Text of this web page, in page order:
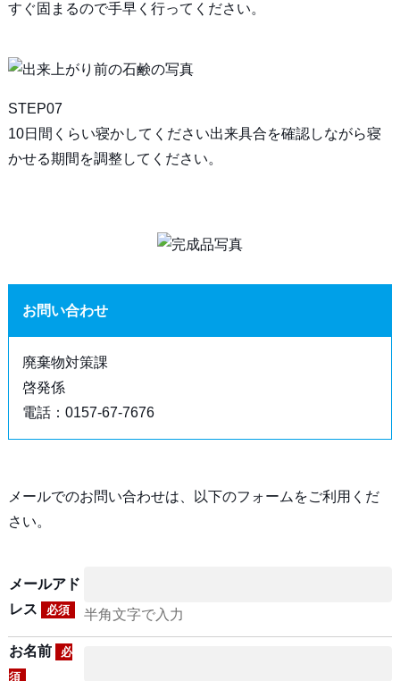
すぐ固まるので手早く行ってください。
STEP07
10日間くらい寝かしてください出来具合を確認しながら寝
かせる期間を調整してください。
お問い合わせ
廃棄物対策課
啓発係
電話：0157-67-7676
メールでのお問い合わせは、以下のフォームをご利用くだ
さい。
メールアド
レス
必須 半角文字で入力
お名前
必
須